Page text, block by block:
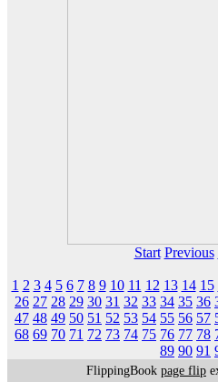
Start Previous
1 2 3 4 5 6 7 8 9 10 11 12 13 14 15
26 27 28 29 30 31 32 33 34 35 36
47 48 49 50 51 52 53 54 55 56 57
68 69 70 71 72 73 74 75 76 77 78
89 90 91
FlippingBook page flip